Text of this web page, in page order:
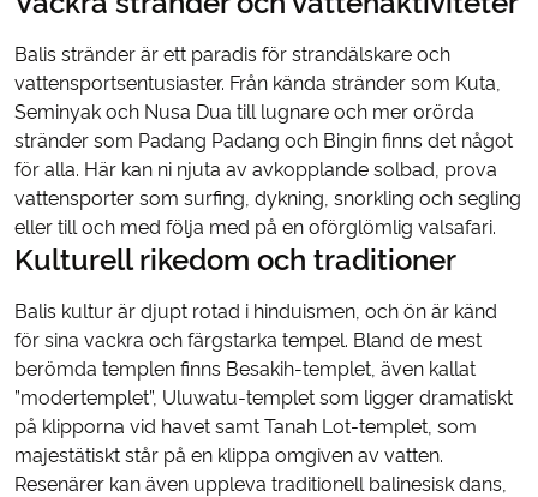
Balis stränder är ett paradis för strandälskare och
vattensportsentusiaster. Från kända stränder som Kuta,
Seminyak och Nusa Dua till lugnare och mer orörda
stränder som Padang Padang och Bingin finns det något
för alla. Här kan ni njuta av avkopplande solbad, prova
vattensporter som surfing, dykning, snorkling och segling
eller till och med följa med på en oförglömlig valsafari.
Kulturell rikedom och traditioner
Balis kultur är djupt rotad i hinduismen, och ön är känd
för sina vackra och färgstarka tempel. Bland de mest
berömda templen finns Besakih-templet, även kallat
”modertemplet”, Uluwatu-templet som ligger dramatiskt
på klipporna vid havet samt Tanah Lot-templet, som
majestätiskt står på en klippa omgiven av vatten.
Resenärer kan även uppleva traditionell balinesisk dans,